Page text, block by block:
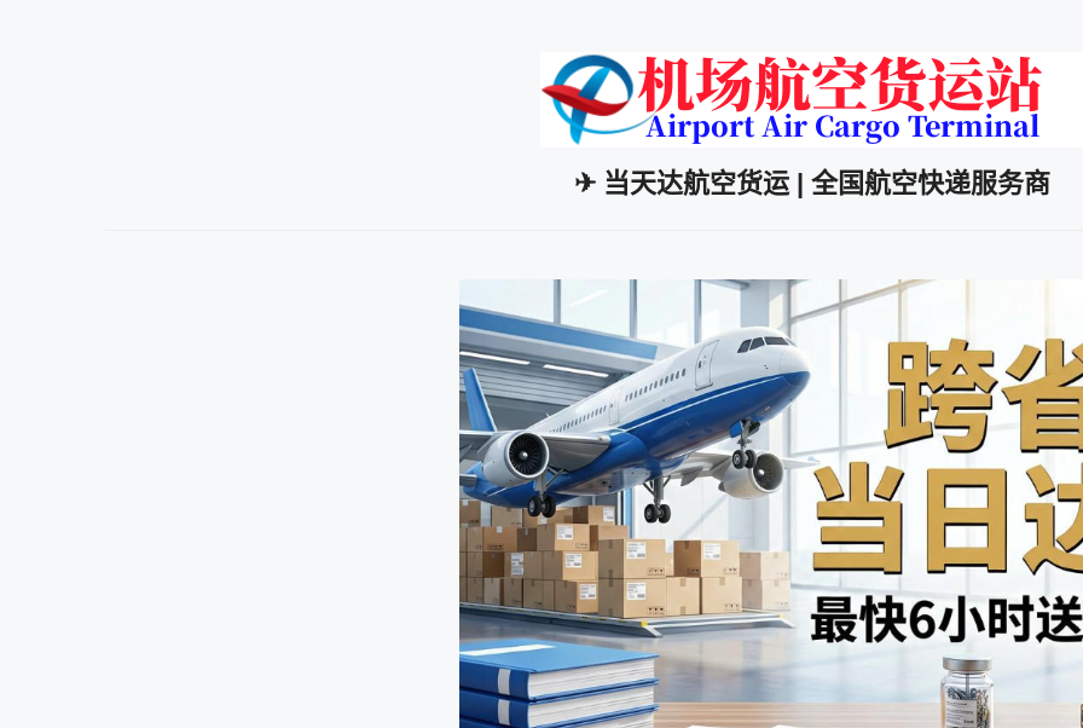
✈ 当天达航空货运 | 全国航空快递服务商